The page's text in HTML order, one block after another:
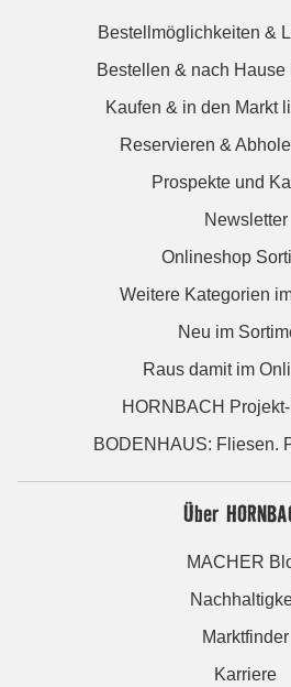
Bestellmöglichkeiten &
Bestellen & nach Hause
Kaufen & in den Markt
Reservieren &
Prospekte und
Newsletter
Onlineshop
Weitere Kategorien
Neu im
Raus damit im
HORNBACH
BODENHAUS: Fliesen.
Über
MACHER
Marktfinder
Karriere